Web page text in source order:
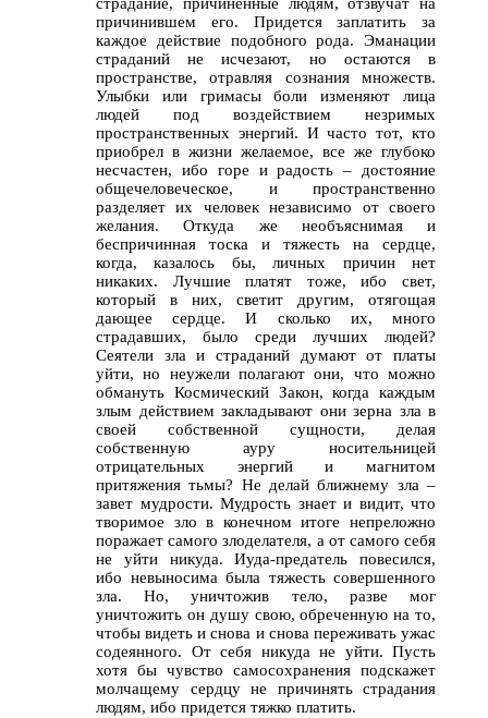
страдание, причиненные людям, отзвучат на
причинившем его. Придется заплатить за
каждое действие подобного рода. Эманации
страданий не исчезают, но остаются в
пространстве, отравляя сознания множеств.
Улыбки или гримасы боли изменяют лица
людей под воздействием незримых
пространственных энергий. И часто тот, кто
приобрел в жизни желаемое, все же глубоко
несчастен, ибо горе и радость – достояние
общечеловеческое, и пространственно
разделяет их человек независимо от своего
желания. Откуда же необъяснимая и
беспричинная тоска и тяжесть на сердце,
когда, казалось бы, личных причин нет
никаких. Лучшие платят тоже, ибо свет,
который в них, светит другим, отягощая
дающее сердце. И сколько их, много
страдавших, было среди лучших людей?
Сеятели зла и страданий думают от платы
уйти, но неужели полагают они, что можно
обмануть Космический Закон, когда каждым
злым действием закладывают они зерна зла в
своей собственной сущности, делая
собственную ауру носительницей
отрицательных энергий и магнитом
притяжения тьмы? Не делай ближнему зла –
завет мудрости. Мудрость знает и видит, что
творимое зло в конечном итоге непреложно
поражает самого злоделателя, а от самого себя
не уйти никуда. Иуда-предатель повесился,
ибо невыносима была тяжесть совершенного
зла. Но, уничтожив тело, разве мог
уничтожить он душу свою, обреченную на то,
чтобы видеть и снова и снова переживать ужас
содеянного. От себя никуда не уйти. Пусть
хотя бы чувство самосохранения подскажет
молчащему сердцу не причинять страдания
людям, ибо придется тяжко платить.